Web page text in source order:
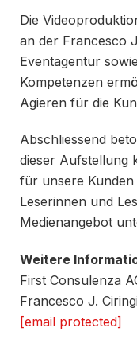
Die
an der Francesco
Eventagentur
Kompetenzen
Agieren für die
Abschliessend
dieser Aufstellung
für unsere
Leserinnen und
Medienangebot
Weitere
First Consulenza
Francesco J.
[email protected]